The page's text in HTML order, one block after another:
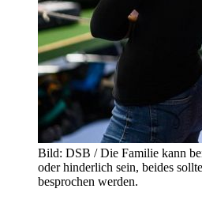
Bild: DSB / Die Familie kann
oder hinderlich sein, beides
besprochen werden.